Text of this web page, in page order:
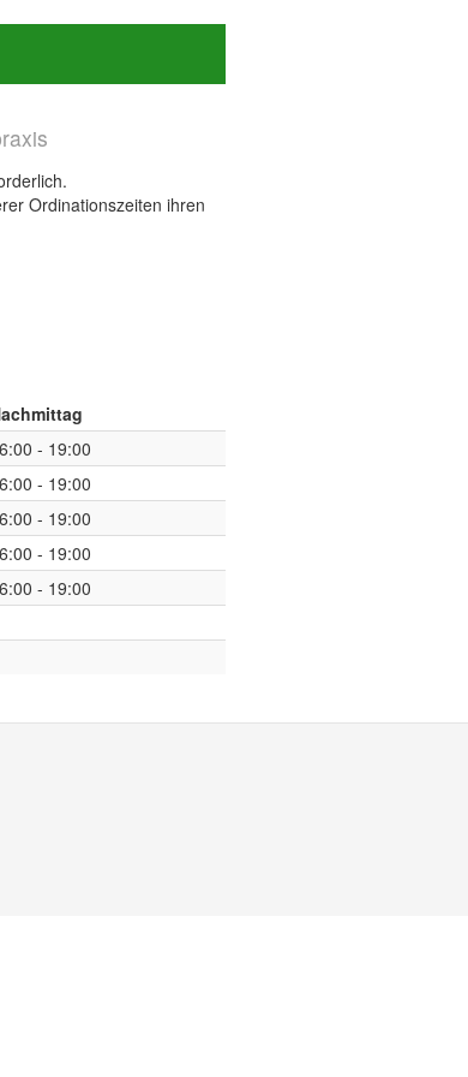
Ordinationszeiten ihren
- 19:00
- 19:00
- 19:00
- 19:00
- 19:00